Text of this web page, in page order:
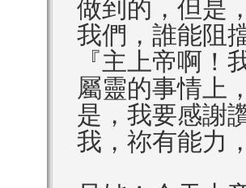
做到的，但是
我們，誰能阻
『主上帝啊！
屬靈的事情上
是，我要感謝
我，祢有能力